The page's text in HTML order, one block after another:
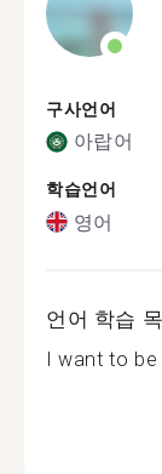
구사언어
아랍어
학습언어
영어
언어 학습
I want to be